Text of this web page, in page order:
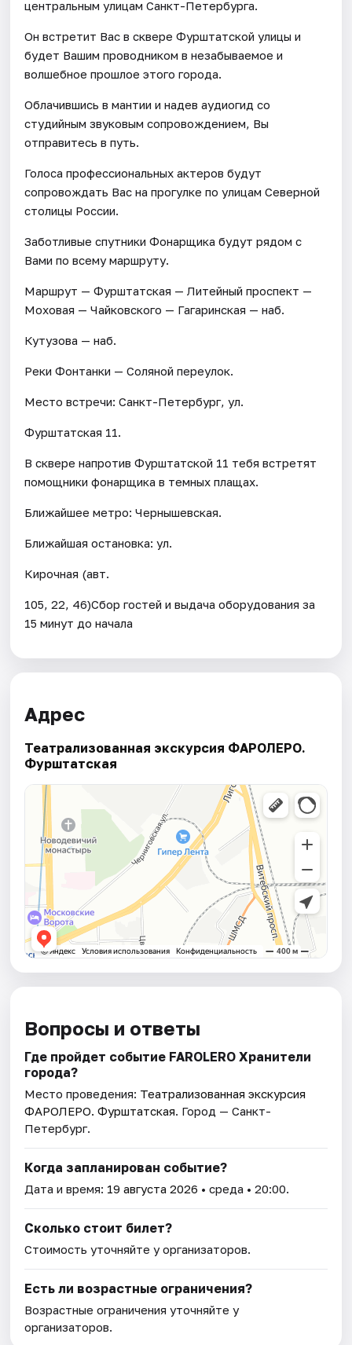
центральным улицам Санкт-Петербурга.
Он встретит Вас в сквере Фурштатской улицы и
будет Вашим проводником в незабываемое и
волшебное прошлое этого города.
Облачившись в мантии и надев аудиогид со
студийным звуковым сопровождением, Вы
отправитесь в путь.
Голоса профессиональных актеров будут
сопровождать Вас на прогулке по улицам Северной
столицы России.
Заботливые спутники Фонарщика будут рядом с
Вами по всему маршруту.
Маршрут — Фурштатская — Литейный проспект —
Моховая — Чайковского — Гагаринская — наб.
Кутузова — наб.
Реки Фонтанки — Соляной переулок.
Место встречи: Санкт-Петербург, ул.
Фурштатская 11.
В сквере напротив Фурштатской 11 тебя встретят
помощники фонарщика в темных плащах.
Ближайшее метро: Чернышевская.
Ближайшая остановка: ул.
Кирочная (авт.
105, 22, 46)Сбор гостей и выдача оборудования за
15 минут до начала
Адрес
Театрализованная экскурсия ФАРОЛЕРО.
Фурштатская
Вопросы и ответы
Где пройдет событие FAROLERO Хранители
города?
Место проведения: Театрализованная экскурсия
ФАРОЛЕРО. Фурштатская. Город — Санкт-
Петербург.
Когда запланирован событие?
Дата и время: 19 августа 2026 • среда • 20:00.
Сколько стоит билет?
Стоимость уточняйте у организаторов.
Есть ли возрастные ограничения?
Возрастные ограничения уточняйте у
организаторов.